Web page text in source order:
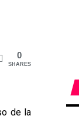
0
SHARES
de la